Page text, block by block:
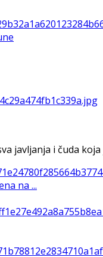
javljanja i čuda
na ...